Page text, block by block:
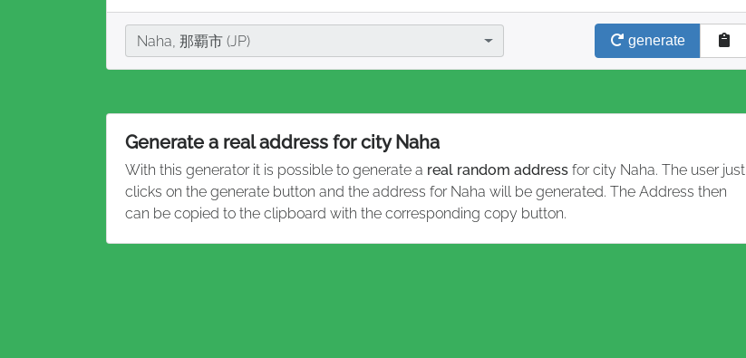
City
Naha, 那覇市 (JP)
generate
Generate a real address for city Naha
With this generator it is possible to generate a real random address for city Naha. The user just
clicks on the generate button and the address for Naha will be generated. The Address then
can be copied to the clipboard with the corresponding copy button.